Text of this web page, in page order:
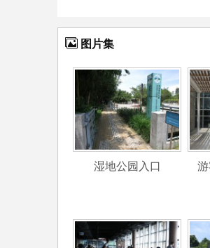
图片集
湿地公园入口